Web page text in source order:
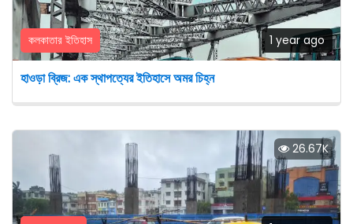
কলকাতার ইতিহাস 1 year ago
হাওড়া ব্রিজ: এক স্থাপত্যের ইতিহাসে অমর চিহ্ন
26.67K